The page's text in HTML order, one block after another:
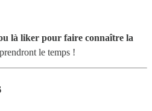
là liker pour faire connaître la
le temps !